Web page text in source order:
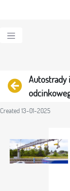
BackAutostrady
Created 13-01-2025